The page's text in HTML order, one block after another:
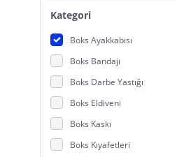
Kategori
Boks Ayakkabısı
Boks Bandajı
Boks Darbe Yastığı
Boks Eldiveni
Boks Kaskı
Boks Kıyafetleri